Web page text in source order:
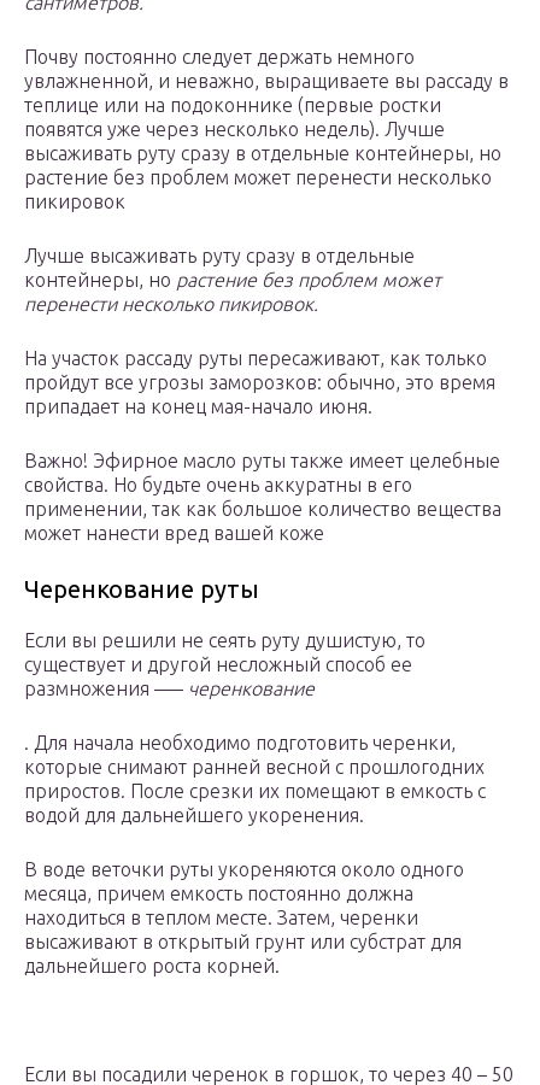
Почву постоянно следует держать немного
увлажненной, и неважно, выращиваете вы рассаду в
теплице или на подоконнике (первые ростки
появятся уже через несколько недель). Лучше
высаживать руту сразу в отдельные контейнеры, но
растение без проблем может перенести несколько
пикировок
Лучше высаживать руту сразу в отдельные
контейнеры, но растение без проблем может
перенести несколько пикировок.
На участок рассаду руты пересаживают, как только
пройдут все угрозы заморозков: обычно, это время
припадает на конец мая-начало июня.
Важно! Эфирное масло руты также имеет целебные
свойства. Но будьте очень аккуратны в его
применении, так как большое количество вещества
может нанести вред вашей коже
Черенкование руты
Если вы решили не сеять руту душистую, то
существует и другой несложный способ ее
размножения –— черенкование
. Для начала необходимо подготовить черенки,
которые снимают ранней весной с прошлогодних
приростов. После срезки их помещают в емкость с
водой для дальнейшего укоренения.
В воде веточки руты укореняются около одного
месяца, причем емкость постоянно должна
находиться в теплом месте. Затем, черенки
высаживают в открытый грунт или субстрат для
дальнейшего роста корней.
Если вы посадили черенок в горшок, то через 40 – 50